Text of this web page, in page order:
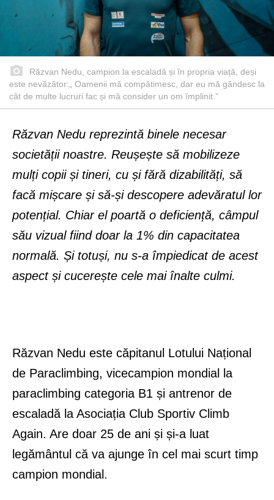
Răzvan Nedu, campion la escaladă și în propria viață, deși
este nevăzător:„ Oamenii mă compătimesc, dar eu mă gândesc la
cât de multe lucruri fac și mă consider un om împlinit.”
Răzvan Nedu reprezintă binele necesar
societății noastre. Reușește să mobilizeze
mulți copii și tineri, cu și fără dizabilități, să
facă mișcare și să-și descopere adevăratul lor
potențial. Chiar el poartă o deficiență, câmpul
său vizual fiind doar la 1% din capacitatea
normală. Și totuși, nu s-a împiedicat de acest
aspect și cucerește cele mai înalte culmi.
Răzvan Nedu este căpitanul Lotului Național
de Paraclimbing, vicecampion mondial la
paraclimbing categoria B1 și antrenor de
escaladă la Asociația Club Sportiv Climb
Again. Are doar 25 de ani și și-a luat
legământul că va ajunge în cel mai scurt timp
campion mondial.